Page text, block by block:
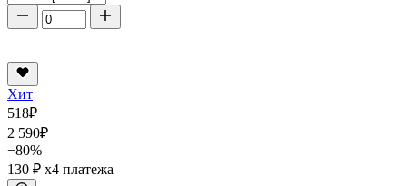
Хит
518₽
2 590₽
−80%
130 ₽ x4 платежа